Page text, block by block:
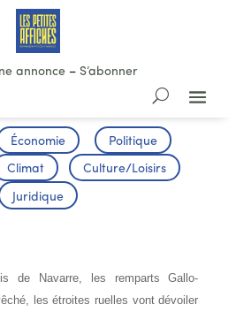
annonce– S’abonner
Économie Politique
Climat Culture/Loisirs
Juridique
de Navarre, les remparts Gallo-
les étroites ruelles vont dévoiler